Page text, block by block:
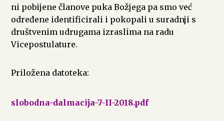
ni pobijene članove puka Božjega pa smo već
određene identificirali i pokopali u suradnji s
društvenim udrugama izraslima na radu
Vicepostulature.
Priložena datoteka:
slobodna-dalmacija-7-II-2018.pdf